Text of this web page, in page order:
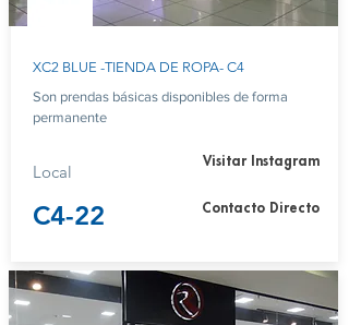
XC2 BLUE -TIENDA DE ROPA- C4
Son prendas básicas disponibles de forma
permanente
Local
Visitar Instagram
C4-22 Contacto Directo